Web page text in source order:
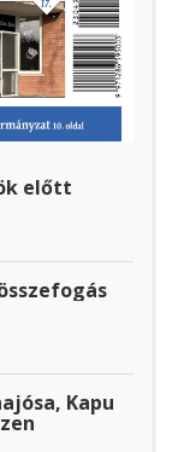
előtt
Kapu